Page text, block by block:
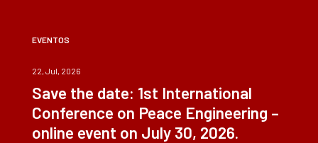
EVENTOS
22, Jul, 2026
Save the date: 1st International
Conference on Peace Engineering –
online event on July 30, 2026.